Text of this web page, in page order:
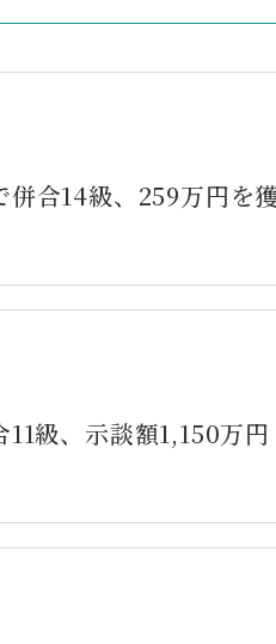
合14級、259万円を
級、示談額1,150万円